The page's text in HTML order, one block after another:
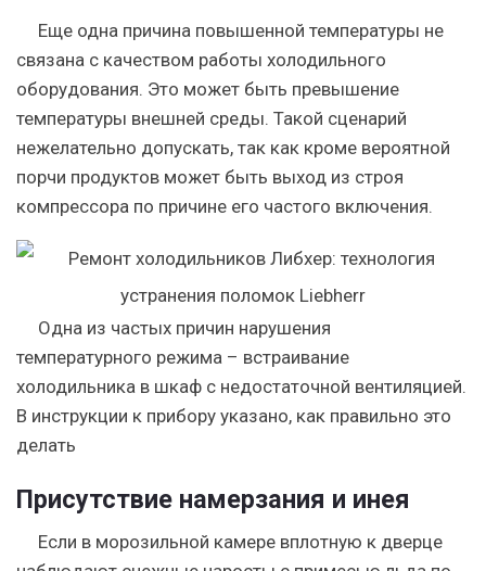
Еще одна причина повышенной температуры не
связана с качеством работы холодильного
оборудования. Это может быть превышение
температуры внешней среды. Такой сценарий
нежелательно допускать, так как кроме вероятной
порчи продуктов может быть выход из строя
компрессора по причине его частого включения.
Одна из частых причин нарушения
температурного режима – встраивание
холодильника в шкаф с недостаточной вентиляцией.
В инструкции к прибору указано, как правильно это
делать
Присутствие намерзания и инея
Если в морозильной камере вплотную к дверце